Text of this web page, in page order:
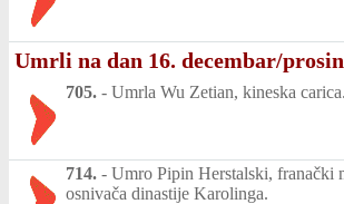
Umrli na dan 16. decembar/
705. - Umrla Wu Zetian, kineska carica.
714. - Umro Pipin Herstalski, franački
osnivača dinastije Karolinga.